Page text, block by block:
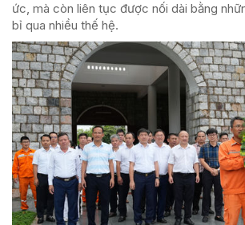
ức, mà còn liên tục được nối dài bằng
bỉ qua nhiều thế hệ.